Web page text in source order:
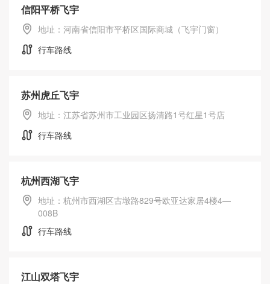
信阳平桥飞宇
地址：河南省信阳市平桥区国际商城（飞宇门窗）
行车路线
苏州虎丘飞宇
地址：江苏省苏州市工业园区扬清路1号红星1号店
行车路线
杭州西湖飞宇
地址：杭州市西湖区古墩路829号欧亚达家居4楼4—
008B
行车路线
江山双塔飞宇